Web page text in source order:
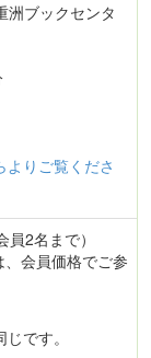
洲ブックセンタ
りご覧くださ
2名まで）
会員価格でご参
です。